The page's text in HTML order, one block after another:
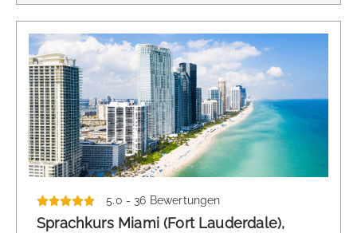
5.0 - 36 Bewertungen
Sprachkurs Miami (Fort Lauderdale),